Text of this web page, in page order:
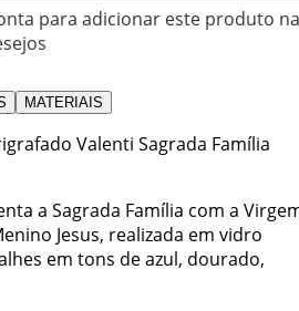
para adicionar este produto na
MATERIAIS
Valenti Sagrada Família
a Sagrada Família com a
Jesus, realizada em vidro
em tons de azul, dourado,